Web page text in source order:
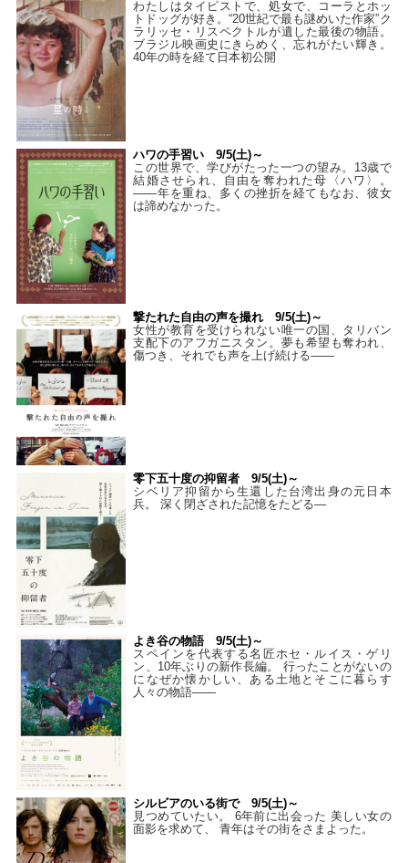
わたしはタイピストで、処⼥で、コーラとホッ
トドッグが好き。“20世紀で最も謎めいた作家”ク
ラリッセ・リスペクトルが遺した最後の物語。
ブラジル映画史にきらめく、忘れがたい輝き。
40年の時を経て⽇本初公開
ハワの手習い 9/5(土)～
この世界で、学びがたった一つの望み。13歳で
結婚させられ、自由を奪われた母〈ハワ〉。
——年を重ね、多くの挫折を経てもなお、彼女
は諦めなかった。
撃たれた自由の声を撮れ 9/5(土)～
女性が教育を受けられない唯一の国、タリバン
支配下のアフガニスタン。夢も希望も奪われ、
傷つき、それでも声を上げ続ける——
零下五十度の抑留者 9/5(土)～
シベリア抑留から生還した台湾出身の元日本
兵。 深く閉ざされた記憶をたどる—
よき谷の物語 9/5(土)～
スペインを代表する名匠ホセ・ルイス・ゲリ
ン、10年ぶりの新作長編。 行ったことがないの
になぜか懐かしい、ある土地とそこに暮らす
人々の物語――
シルビアのいる街で 9/5(土)～
見つめていたい。 6年前に出会った 美しい女の
面影を求めて、 青年はその街をさまよった。